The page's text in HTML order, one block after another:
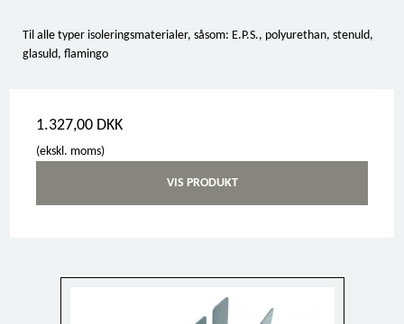
Til alle typer isoleringsmaterialer, såsom: E.P.S., polyurethan, stenuld,
glasuld, flamingo
1.327,00 DKK
(ekskl. moms)
VIS PRODUKT